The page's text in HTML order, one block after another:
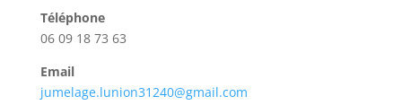
Téléphone
06 09 18 73 63
Email
jumelage.lunion31240@gmail.com